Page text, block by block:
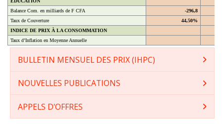
Balance Com. en milliards de F CFA
-296,8
Taux de Couverture
44,50%
INDICE DE PRIX À LA CONSOMMATION
Taux d’Inflation en Moyenne Annuelle